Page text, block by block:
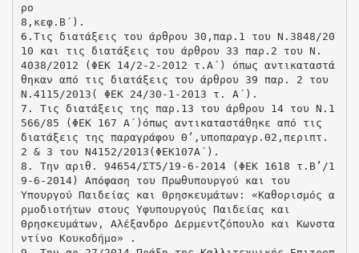
ρο
8,κεφ.Β΄).
6.Τις διατάξεις του άρθρου 30,παρ.1 του Ν.3848/20
10 και τις διατάξεις του άρθρου 33 παρ.2 του Ν.
4038/2012 (ΦΕΚ 14/2-2-2012 τ.Α΄) όπως αντικαταστά
θηκαν από τις διατάξεις του άρθρου 39 παρ. 2 του
N.4115/2013( ΦΕΚ 24/30-1-2013 τ. Α΄).
7. Τις διατάξεις της παρ.13 του άρθρου 14 του Ν.1
566/85 (ΦΕΚ 167 Α΄)όπως αντικαταστάθηκε από τις
διατάξεις της παραγράφου Θ’,υποπαραγρ.Θ2,περιπτ.
2 & 3 του Ν4152/2013(ΦΕΚ107Α΄).
8. Την αριθ. 94654/ΣΤ5/19-6-2014 (ΦΕΚ 1618 τ.Β’/1
9-6-2014) Απόφαση του Πρωθυπουργού και του
Υπουργού Παιδείας και Θρησκευμάτων: «Καθορισμός α
ρμοδιοτήτων στους Υφυπουργούς Παιδείας και
Θρησκευμάτων, Αλέξανδρο Δερμεντζόπουλο και Κωνστα
ντίνο Κουκοδήμο» .